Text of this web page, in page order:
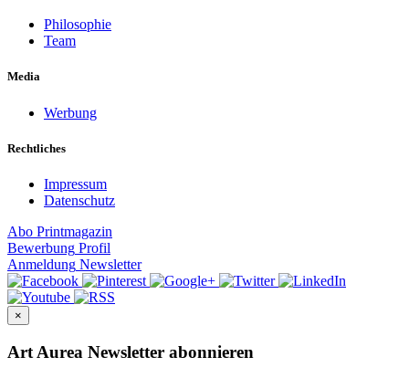
Philosophie
Team
Media
Werbung
Rechtliches
Impressum
Datenschutz
Abo Printmagazin
Bewerbung Profil
Anmeldung Newsletter
×
Art Aurea Newsletter abonnieren